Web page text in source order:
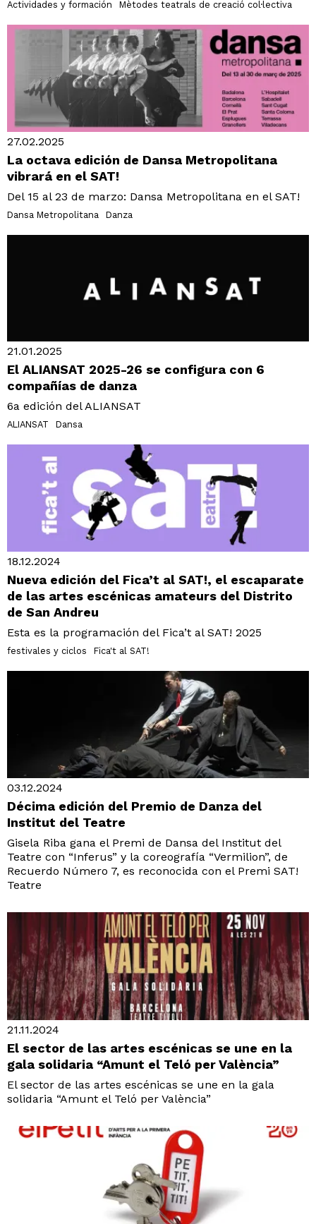
Actividades y formación Mètodes teatrals de creació col·lectiva
27.02.2025
La octava edición de Dansa Metropolitana
vibrará en el SAT!
Del 15 al 23 de marzo: Dansa Metropolitana en el SAT!
Dansa Metropolitana Danza
21.01.2025
El ALIANSAT 2025-26 se configura con 6
compañías de danza
6a edición del ALIANSAT
ALIANSAT Dansa
18.12.2024
Nueva edición del Fica’t al SAT!, el escaparate
de las artes escénicas amateurs del Distrito
de San Andreu
Esta es la programación del Fica’t al SAT! 2025
festivales y ciclos Fica't al SAT!
03.12.2024
Décima edición del Premio de Danza del
Institut del Teatre
Gisela Riba gana el Premi de Dansa del Institut del
Teatre con “Inferus” y la coreografía “Vermilion”, de
Recuerdo Número 7, es reconocida con el Premi SAT!
Teatre
21.11.2024
El sector de las artes escénicas se une en la
gala solidaria “Amunt el Teló per València”
El sector de las artes escénicas se une en la gala
solidaria “Amunt el Teló per València”